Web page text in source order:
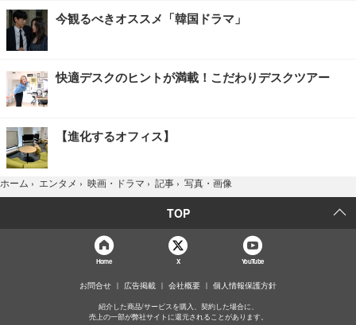
今観るべきオススメ「韓国ドラマ」
快適デスクのヒントが満載！こだわりデスクツアー
【進化するオフィス】
ホーム › エンタメ › 映画・ドラマ › 記事 › 写真・画像
TOP
Home X YouTube
お問合せ 広告掲載 会社概要 個人情報保護方針
紹介した商品/サービスを購入、契約した場合に、
売上の一部が弊社サイトに還元されることがあります。